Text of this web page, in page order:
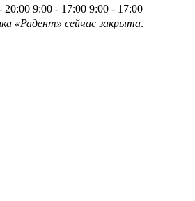
20:00 9:00 - 17:00 9:00 - 17:00
«Радент» сейчас закрыта.